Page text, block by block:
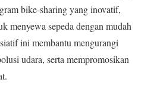
bike-sharing yang inovatif,
menyewa sepeda dengan mudah
ini membantu mengurangi
udara, serta mempromosikan